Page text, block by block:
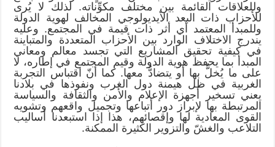
وللعلاقات القائمة بين مختلف مكوِّناته. لذلك لا يُرى
للأحزاب ذات البعد الأيديولوجي المخالف لهوية الدولة
وللمبدأ المعتمد أي أثر ذات قيمة في المجتمع. وعليه
يندرج الاختلاف الوارد بين الأحزاب المتعددة والمتباينة
في كيفية تحقيق المشاريع التي تجسد معالم ومعاني
المبدأ بما يحفظ هوية الدولة وقيم المجتمع في إطاره، لا
على ما يُخلُّ بها أو يتضادُّ معها. كما أنّ اقتباس التجربة
الغربية في ظل هيمنة دول الغرب ونفوذها في بلادنا
يعني تسخير أجهزة الإعلام والأمن والثقافة والسياسة
المرتبطة بها لإبراز دور أتباعها وتجميل واقعهم وتشويه
القوى المعادية لها وإقصائهم، هذا إذا استبعدنا أساليب
التلاعب والغشّ والتزوير الكثيرة الممكنة.